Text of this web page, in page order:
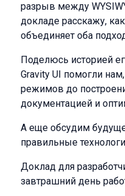
разрыв между
докладе расскажу,
объединяет оба
Поделюсь историей
Gravity UI помогли
режимов до
документацией и
А еще обсудим
правильные
Доклад для
завтрашний день